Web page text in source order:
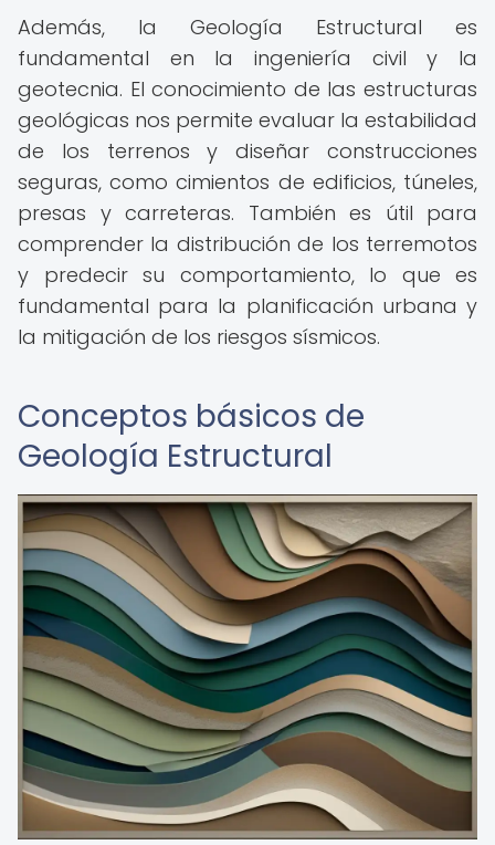
Además, la Geología Estructural es
fundamental en la ingeniería civil y la
geotecnia. El conocimiento de las estructuras
geológicas nos permite evaluar la estabilidad
de los terrenos y diseñar construcciones
seguras, como cimientos de edificios, túneles,
presas y carreteras. También es útil para
comprender la distribución de los terremotos
y predecir su comportamiento, lo que es
fundamental para la planificación urbana y
la mitigación de los riesgos sísmicos.
Conceptos básicos de
Geología Estructural